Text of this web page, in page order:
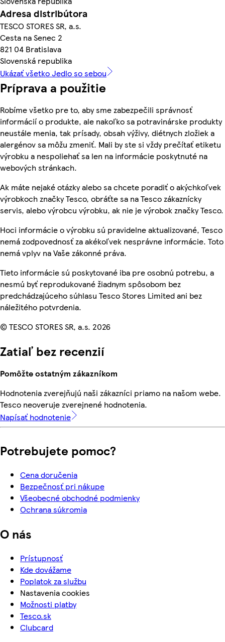
Adresa distribútora
TESCO STORES SR, a.s.
Cesta na Senec 2
821 04 Bratislava
Slovenská republika
Ukázať všetko Jedlo so sebou
Príprava a použitie
Robíme všetko pre to, aby sme zabezpečili správnosť
informácií o produkte, ale nakoľko sa potravinárske produkty
neustále menia, tak prísady, obsah výživy, diétnych zložiek a
alergénov sa môžu zmeniť. Mali by ste si vždy prečítať etiketu
výrobku a nespoliehať sa len na informácie poskytnuté na
webových stránkach.
Ak máte nejaké otázky alebo sa chcete poradiť o akýchkoľvek
výrobkoch značky Tesco, obráťte sa na Tesco zákaznícky
servis, alebo výrobcu výrobku, ak nie je výrobok značky Tesco.
Hoci informácie o výrobku sú pravidelne aktualizované, Tesco
nemá zodpovednosť za akékoľvek nesprávne informácie. Toto
nemá vplyv na Vaše zákonné práva.
Tieto informácie sú poskytované iba pre osobnú potrebu, a
nesmú byť reprodukované žiadnym spôsobom bez
predchádzajúceho súhlasu Tesco Stores Limited ani bez
náležitého potvrdenia.
© TESCO STORES SR, a.s. 2026
Zatiaľ bez recenzií
Pomôžte ostatným zákazníkom
Hodnotenia zverejňujú naši zákazníci priamo na našom webe.
Tesco neoveruje zverejnené hodnotenia.
Napísať hodnotenie
Potrebujete pomoc?
Cena doručenia
Bezpečnosť pri nákupe
Všeobecné obchodné podmienky
Ochrana súkromia
O nás
Prístupnosť
Kde dovážame
Poplatok za službu
Nastavenia cookies
Možnosti platby
Tesco.sk
Clubcard